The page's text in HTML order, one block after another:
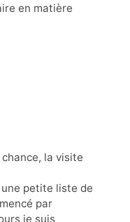
en matière
la visite
petite liste de
par
je suis